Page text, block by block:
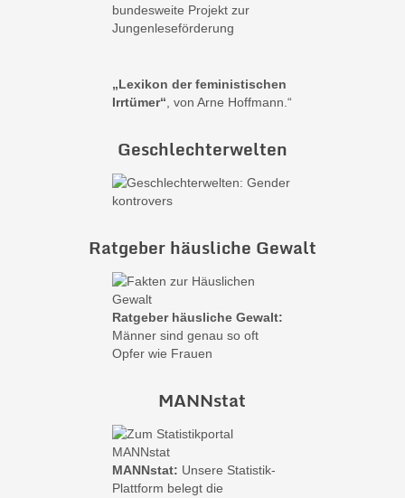
bundesweite Projekt zur
Jungenleseförderung
„Lexikon der feministischen
Irrtümer“ , von Arne Hoffmann.“
Geschlechterwelten
Ratgeber häusliche Gewalt
Ratgeber häusliche Gewalt:
Männer sind genau so oft
Opfer wie Frauen
MANNstat
MANNstat: Unsere Statistik-
Plattform belegt die